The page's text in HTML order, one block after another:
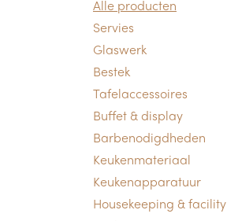
Alle producten
Servies
Glaswerk
Bestek
Tafelaccessoires
Buffet & display
Barbenodigdheden
Keukenmateriaal
Keukenapparatuur
Housekeeping & facility